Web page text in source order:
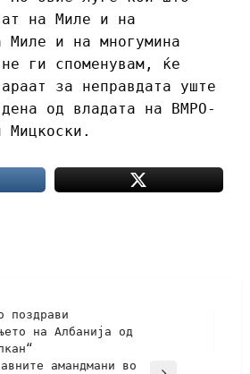
на Миле и на
Миле и на многумина
ги споменувам, ќе
за неправдата уште
од владата на ВМРО-
Мицкоски.
поздрави
на Албанија од
амандмани во